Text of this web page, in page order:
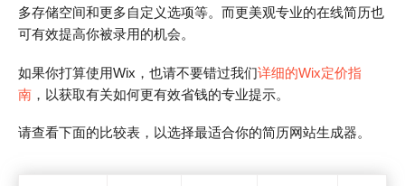
多存储空间和更多自定义选项等。而更美观专业的在线简历也
可有效提高你被录用的机会。
如果你打算使用Wix，也请不要错过我们详细的Wix定价指
南 ，以获取有关如何更有效省钱的专业提示。
请查看下面的比较表，以选择最适合你的简历网站生成器。